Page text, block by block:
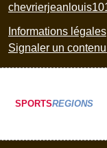
Informations légales
Signaler un
SPORTSREGIONS